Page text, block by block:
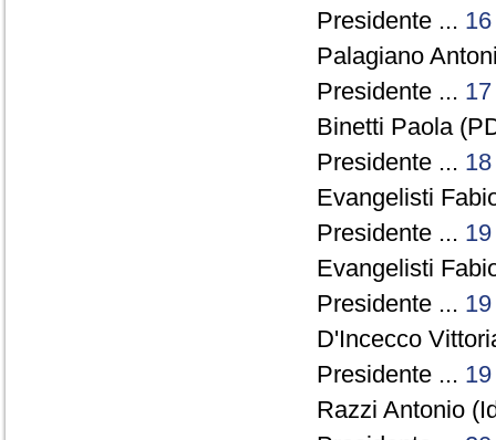
Presidente ... 16
Palagiano
Presidente ... 17
Binetti Paola
Presidente ... 18
Evangelisti
Presidente ... 19
Evangelisti
Presidente ... 19
D'Incecco
Presidente ... 19
Razzi Antonio